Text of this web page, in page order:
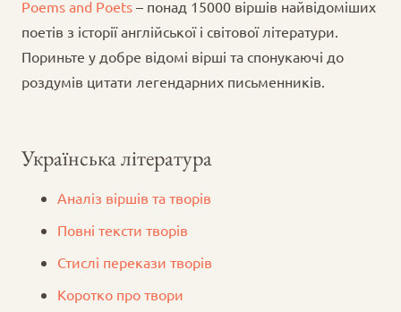
Poems and Poets – понад 15000 віршів найвідоміших
поетів з історії англійської і світової літератури.
Пориньте у добре відомі вірші та спонукаючі до
роздумів цитати легендарних письменників.
Українська література
Аналіз віршів та творів
Повні тексти творів
Стислі перекази творів
Коротко про твори